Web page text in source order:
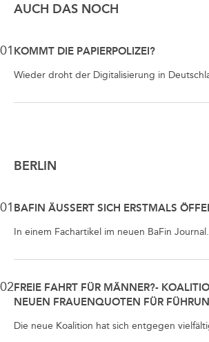
AUCH DAS NOCH
01 KOMMT DIE PAPIERPOLIZEI?
Wieder droht der Digitalisierung in
BERLIN
01 BAFIN ÄUSSERT SICH ERSTMALS
In einem Fachartikel im neuen BaFin
02FREIE FAHRT FÜR MÄNNER?-
NEUEN FRAUENQUOTEN FÜR
Die neue Koalition hat sich entgegen